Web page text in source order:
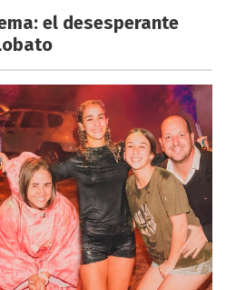
el desesperante